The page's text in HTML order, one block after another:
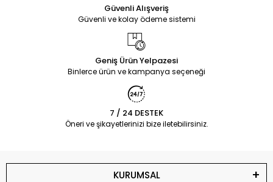
Güvenli Alışveriş
Güvenli ve kolay ödeme sistemi
Geniş Ürün Yelpazesi
Binlerce ürün ve kampanya seçeneği
7 / 24 DESTEK
Öneri ve şikayetlerinizi bize iletebilirsiniz.
KURUMSAL